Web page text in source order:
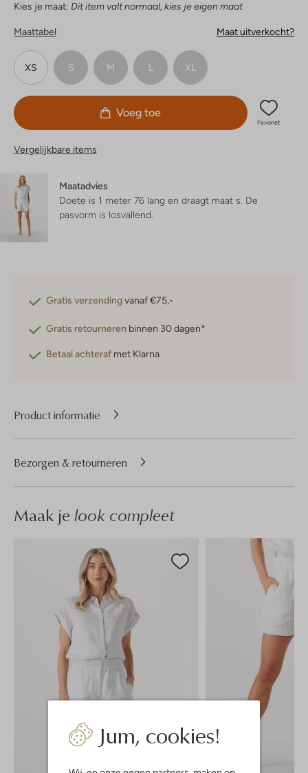
Jum, cookies!
Kies je maat: Dit item valt normaal, kies je eigen maat
Maattabel Maat uitverkocht?
XS S M L XL
Voeg toe
Favoriet
Vergelijkbare items
Maatadvies
Doete is 1 meter 76 lang en draagt maat s. De
pasvorm is losvallend
Gratis verzendingvanaf €75,-
Gratis retourneren binnen 30 dagen*
Betaal achteraf met Klarna
Product informatie
Bezorgen & retourneren
Maak je look compleet